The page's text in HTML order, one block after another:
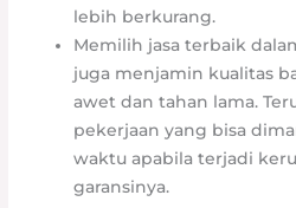
lebih berkurang.
Memilih jasa terbaik
juga menjamin kualitas
awet dan tahan lama.
pekerjaan yang bisa
waktu apabila terjadi
garansinya.